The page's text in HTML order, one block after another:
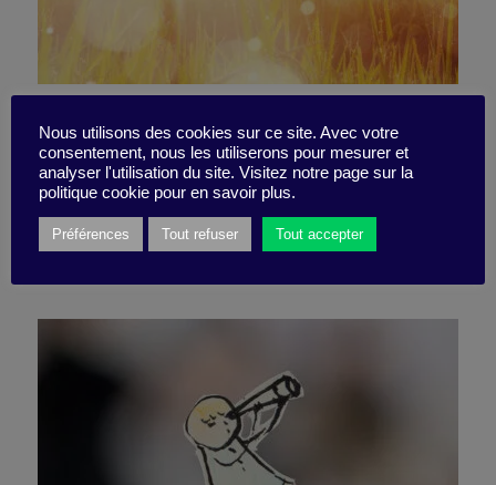
C’était quand votre dernière
brillante idée ?
12 février 2024
Nous utilisons des cookies sur ce site. Avec votre
consentement, nous les utiliserons pour mesurer et
analyser l'utilisation du site. Visitez notre page sur la
politique cookie pour en savoir plus.
Préférences Tout refuser Tout accepter